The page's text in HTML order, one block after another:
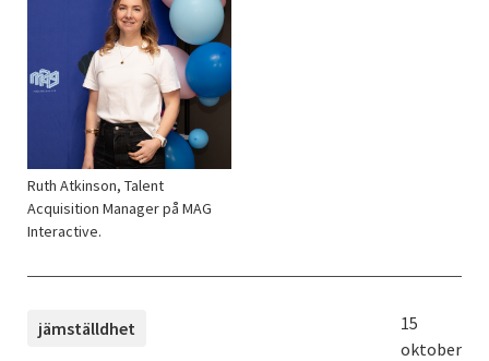
Ruth Atkinson, Talent
Acquisition Manager på MAG
Interactive.
TAGGAR
jämställdhet Publicerad:
15
oktober